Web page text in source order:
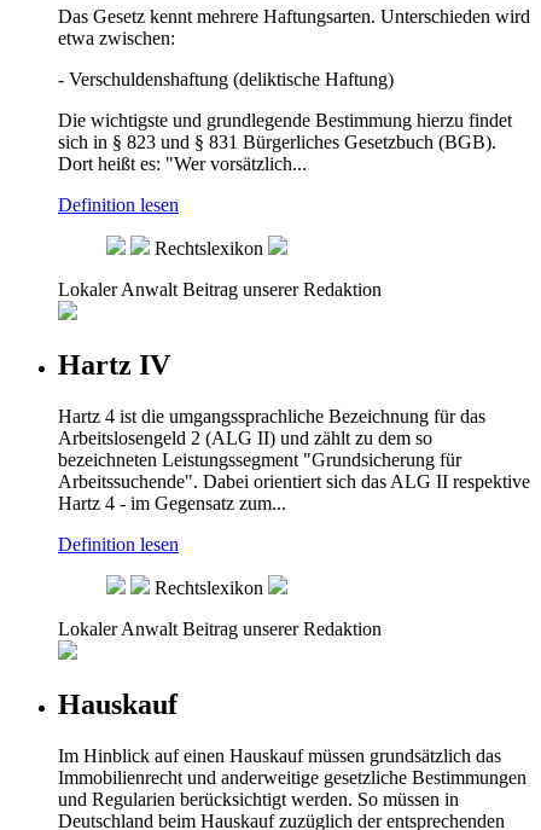
Das Gesetz kennt mehrere Haftungsarten. Unterschieden wird
etwa zwischen:
- Verschuldenshaftung (deliktische Haftung)
Die wichtigste und grundlegende Bestimmung hierzu findet
sich in § 823 und § 831 Bürgerliches Gesetzbuch (BGB).
Dort heißt es: "Wer vorsätzlich...
Definition lesen
Rechtslexikon
Lokaler Anwalt Beitrag unserer Redaktion
Hartz IV
Hartz 4 ist die umgangssprachliche Bezeichnung für das
Arbeitslosengeld 2 (ALG II) und zählt zu dem so
bezeichneten Leistungssegment "Grundsicherung für
Arbeitssuchende". Dabei orientiert sich das ALG II respektive
Hartz 4 - im Gegensatz zum...
Definition lesen
Rechtslexikon
Lokaler Anwalt Beitrag unserer Redaktion
Hauskauf
Im Hinblick auf einen Hauskauf müssen grundsätzlich das
Immobilienrecht und anderweitige gesetzliche Bestimmungen
und Regularien berücksichtigt werden. So müssen in
Deutschland beim Hauskauf zuzüglich der entsprechenden